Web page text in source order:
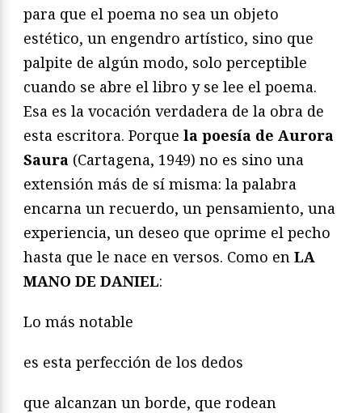
para que el poema no sea un objeto
estético, un engendro artístico, sino que
palpite de algún modo, solo perceptible
cuando se abre el libro y se lee el poema.
Esa es la vocación verdadera de la obra de
esta escritora. Porque la poesía de Aurora
Saura (Cartagena, 1949) no es sino una
extensión más de sí misma: la palabra
encarna un recuerdo, un pensamiento, una
experiencia, un deseo que oprime el pecho
hasta que le nace en versos. Como en LA
MANO DE DANIEL:
Lo más notable
es esta perfección de los dedos
que alcanzan un borde, que rodean